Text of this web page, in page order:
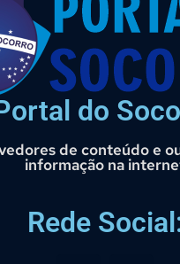
do
de conteúdo e
informação na
Rede